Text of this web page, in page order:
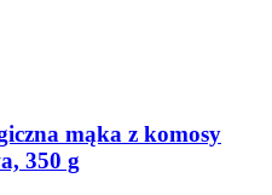
mąka z komosy
350 g